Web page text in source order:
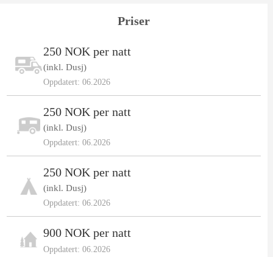
Priser
250 NOK per natt
(inkl. Dusj)
Oppdatert: 06.2026
250 NOK per natt
(inkl. Dusj)
Oppdatert: 06.2026
250 NOK per natt
(inkl. Dusj)
Oppdatert: 06.2026
900 NOK per natt
Oppdatert: 06.2026